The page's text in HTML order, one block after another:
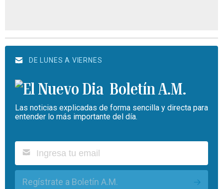
DE LUNES A VIERNES
Boletín A.M.
Las noticias explicadas de forma sencilla y directa para
entender lo más importante del día.
Regístrate a Boletín A.M.